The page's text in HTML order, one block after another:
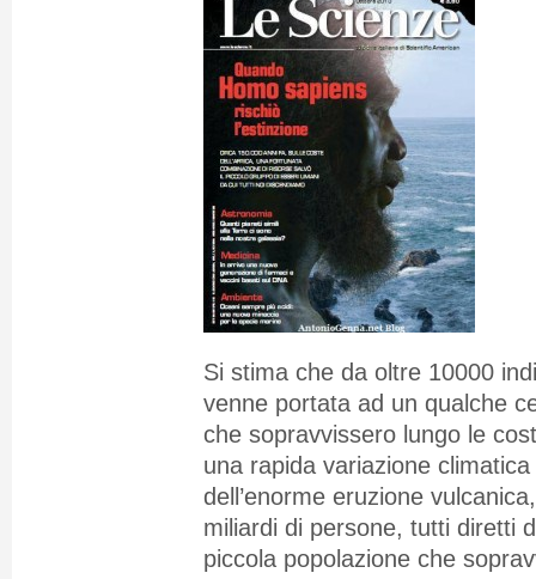
Si stima che da oltre 10000
venne portata ad un qualche
che sopravvissero lungo le
una rapida variazione
dell’enorme eruzione
miliardi di persone, tutti diretti
piccola popolazione che